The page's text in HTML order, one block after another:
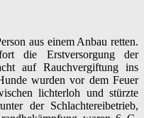
aus einem Anbau retten.
die Erstversorgung der
auf Rauchvergiftung ins
wurden vor dem Feuer
lichterloh und stürzte
der Schlachtereibetrieb,